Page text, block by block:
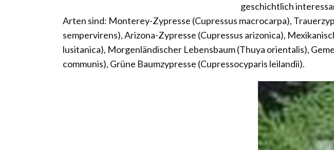
geschichtlich
Arten sind: Monterey-Zypresse (Cupressus macrocarpa),
sempervirens), Arizona-Zypresse (Cupressus arizonica),
lusitanica), Morgenländischer Lebensbaum (Thuya orientalis),
communis), Grüne Baumzypresse (Cupressocyparis leilandii).